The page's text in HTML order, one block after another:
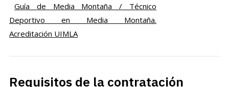
Guía de Media Montaña / Técnico
Deportivo en Media Montaña.
Acreditación UIMLA
Requisitos de la contratación